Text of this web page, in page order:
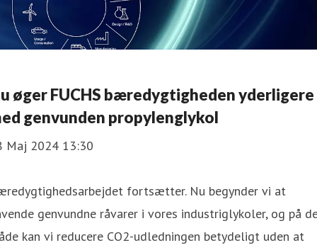
øger FUCHS bæredygtigheden yderligere
genvunden propylenglykol
Maj 2024 13:30
fortsætter. Nu begynder vi at
genvundne råvarer i vores industriglykoler, og på
kan vi reducere CO2-udledningen betydeligt uden at